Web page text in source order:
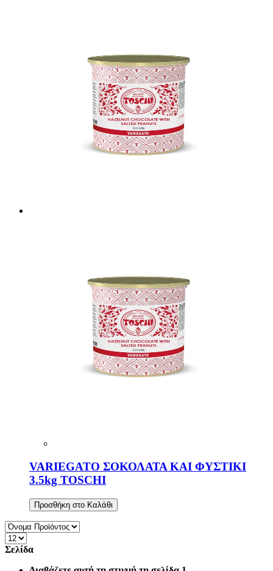
VARIEGATO ΣΟΚΟΛΑΤΑ ΚΑΙ ΦΥΣΤΙΚΙ
3.5kg TOSCHI
Προσθήκη στο Καλάθι
Σελίδα